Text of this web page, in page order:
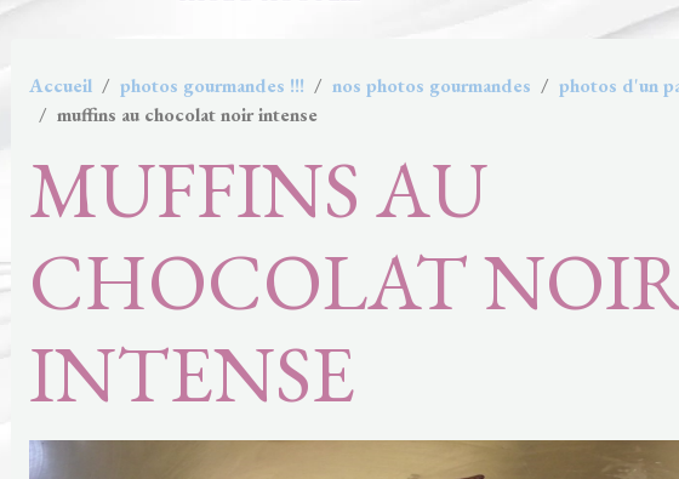
Accueil photos gourmandes !!! nos photos gourmandes
photos d'un
muffins au chocolat noir intense
MUFFINS AU
CHOCOLAT
INTENSE